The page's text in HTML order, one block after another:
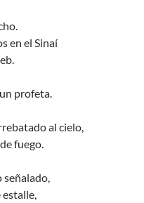
en el Sinaí
profeta.
al cielo,
fuego.
señalado,
estalle,